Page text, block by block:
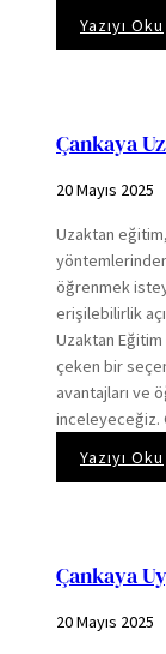
Yazıyı Oku
Çankaya
20 Mayıs 2025
Uzaktan
öğrenmek
erişilebilirlik
Uzaktan
çeken bir
avantajları ve
inceleyeceğiz.
Yazıyı Oku
Çankaya
20 Mayıs 2025